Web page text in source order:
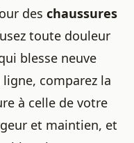
des chaussures
toute douleur
blesse neuve
comparez la
à celle de votre
et maintien, et